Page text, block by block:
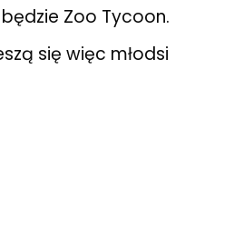
Zoo Tycoon.
się więc młodsi